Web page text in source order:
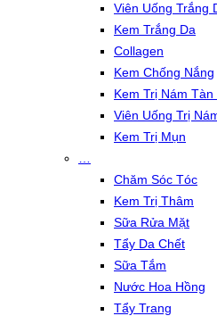
Viên Uống Trắng
Kem Trắng Da
Collagen
Kem Chống Nắng
Kem Trị Nám Tàn
Viên Uống Trị
Kem Trị Mụn
Chăm Sóc Tóc
Kem Trị Thâm
Sữa Rửa Mặt
Tẩy Da Chết
Sữa Tắm
Nước Hoa Hồng
Tẩy Trang